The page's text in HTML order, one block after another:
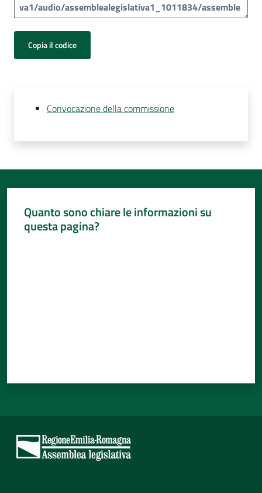
Copia il codice
Convocazione della commissione
Quanto sono chiare le informazioni su
questa pagina?